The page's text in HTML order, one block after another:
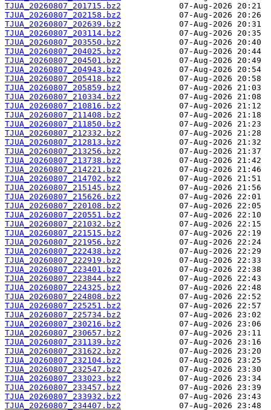
TJUA_20260807_201715.bz2
TJUA_20260807_202158.bz2
TJUA_20260807_202639.bz2
TJUA_20260807_203114.bz2
TJUA_20260807_203550.bz2
TJUA_20260807_204025.bz2
TJUA_20260807_204501.bz2
TJUA_20260807_204943.bz2
TJUA_20260807_205418.bz2
TJUA_20260807_205859.bz2
TJUA_20260807_210334.bz2
TJUA_20260807_210816.bz2
TJUA_20260807_211408.bz2
TJUA_20260807_211850.bz2
TJUA_20260807_212332.bz2
TJUA_20260807_212813.bz2
TJUA_20260807_213256.bz2
TJUA_20260807_213738.bz2
TJUA_20260807_214221.bz2
TJUA_20260807_214702.bz2
TJUA_20260807_215145.bz2
TJUA_20260807_215626.bz2
TJUA_20260807_220108.bz2
TJUA_20260807_220551.bz2
TJUA_20260807_221032.bz2
TJUA_20260807_221515.bz2
TJUA_20260807_221956.bz2
TJUA_20260807_222438.bz2
TJUA_20260807_222919.bz2
TJUA_20260807_223401.bz2
TJUA_20260807_223844.bz2
TJUA_20260807_224325.bz2
TJUA_20260807_224808.bz2
TJUA_20260807_225251.bz2
TJUA_20260807_225734.bz2
TJUA_20260807_230216.bz2
TJUA_20260807_230657.bz2
TJUA_20260807_231139.bz2
TJUA_20260807_231622.bz2
TJUA_20260807_232104.bz2
TJUA_20260807_232547.bz2
TJUA_20260807_233023.bz2
TJUA_20260807_233457.bz2
TJUA_20260807_233932.bz2
TJUA_20260807_234407.bz2